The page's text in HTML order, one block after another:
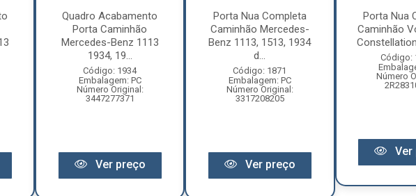
Quadro Acabamento
Porta Caminhão
Mercedes-Benz 1113
1934, 19...
Código: 1934
Embalagem: PC
Número Original:
3447277371
Ver preço
Porta Nua Completa
Caminhão Mercedes-
Benz 1113, 1513, 1934
d...
Código: 1871
Embalagem: PC
Número Original:
3317208205
Ver preço
Porta Nua
Caminhão
Código:
Número
Ver